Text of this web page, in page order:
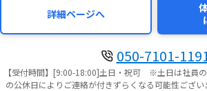
詳細ページへ
050-7101-
【受付時間】[9:00-18:00]土日・祝可 ※土日は社員
の公休日によりご連絡が付きずらくなる可能性ござい